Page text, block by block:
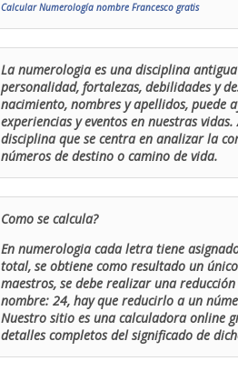
Calcular Numerología nombre Francesco gratis
La numerologia es una disciplina
personalidad, fortalezas, debilidades y
nacimiento, nombres y apellidos, puede
experiencias y eventos en nuestras
disciplina que se centra en analizar la
números de destino o camino de vida.
Como se calcula?
En numerologia cada letra tiene
total, se obtiene como resultado un
maestros, se debe realizar una
nombre: 24, hay que reducirlo a un
Nuestro sitio es una calculadora online
detalles completos del significado de